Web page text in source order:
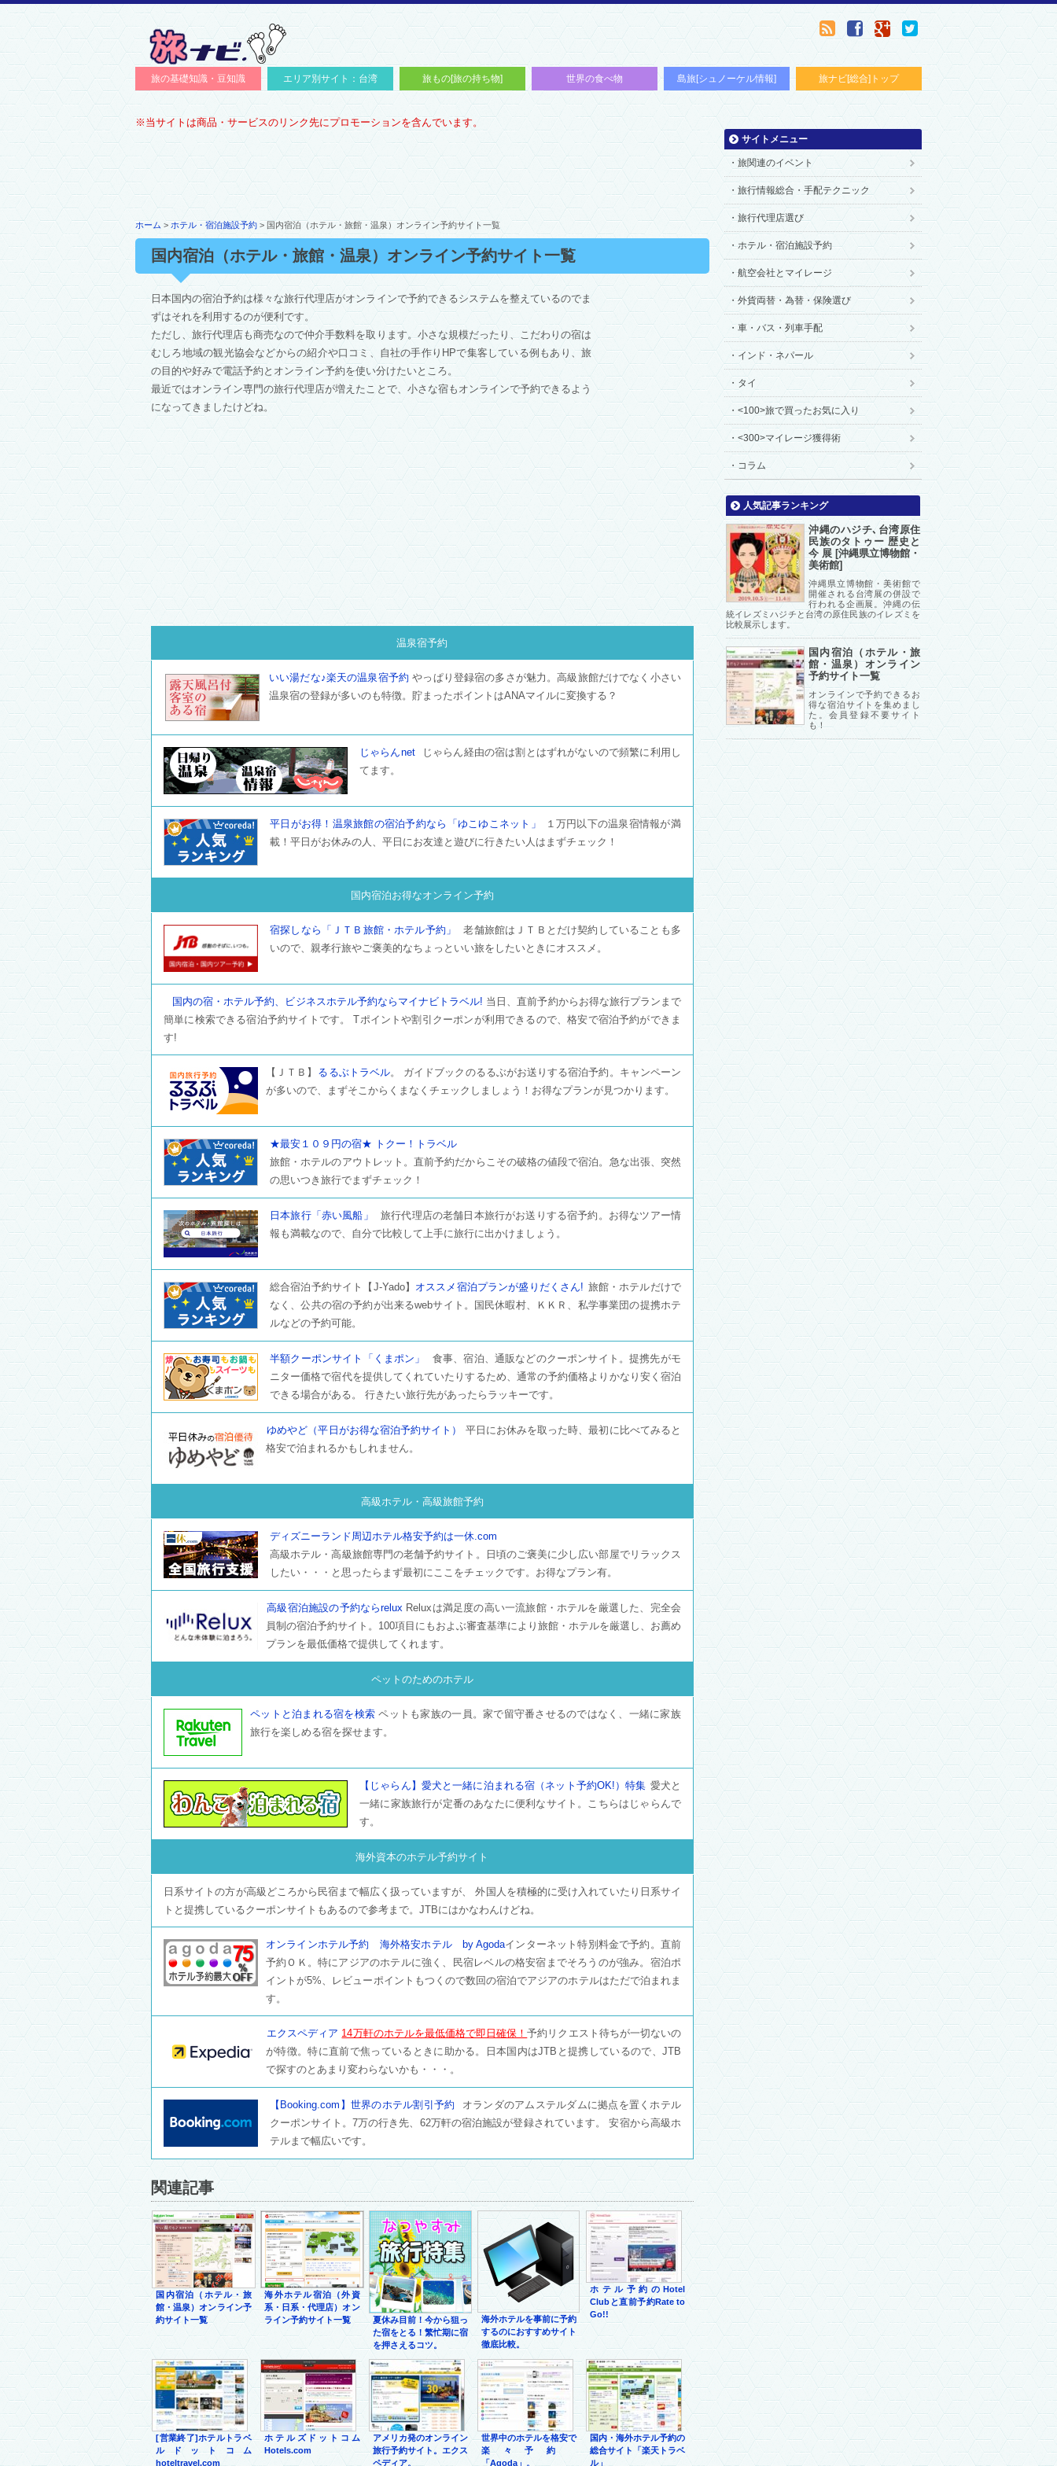
旅の基礎知識・豆知識 エリア別サイト：台湾
中国・東アジア
東南アジア
インドネシア
インド・南アジア
中東・西アジア
海のリゾート
旅もの[旅の持ち物]
旅の本
旅カフェ
世界の食べ物 島旅[シュノーケル情報] 旅ナビ[総合]トップ
※当サイトは商品・サービスのリンク先にプロモーションを含んでいます。
ホーム > ホテル・宿泊施設予約 > 国内宿泊（ホテル・旅館・温泉）オンライン予約サイト一覧
国内宿泊（ホテル・旅館・温泉）オンライン予約サイト一覧
日本国内の宿泊予約は様々な旅行代理店がオンラインで予約できるシステムを整えているのでま
ずはそれを利用するのが便利です。
ただし、旅行代理店も商売なので仲介手数料を取ります。小さな規模だったり、こだわりの宿は
むしろ地域の観光協会などからの紹介や口コミ、自社の手作りHPで集客している例もあり、旅
の目的や好みで電話予約とオンライン予約を使い分けたいところ。
最近ではオンライン専門の旅行代理店が増えたことで、小さな宿もオンラインで予約できるよう
になってきましたけどね。
温泉宿予約
いい湯だな♪楽天の温泉宿予約 やっぱり登録宿の多さが魅力。高級旅館だけでなく小さい
温泉宿の登録が多いのも特徴。貯まったポイントはANAマイルに変換する？
じゃらんnet
じゃらん経由の宿は割とはずれがないので頻繁に利用し
てます。
平日がお得！温泉旅館の宿泊予約なら「ゆこゆこネット」
１万円以下の温泉宿情報が満
載！平日がお休みの人、平日にお友達と遊びに行きたい人はまずチェック！
国内宿泊お得なオンライン予約
宿探しなら「ＪＴＢ旅館・ホテル予約」
老舗旅館はＪＴＢとだけ契約していることも多
いので、親孝行旅やご褒美的なちょっといい旅をしたいときにオススメ。
国内の宿・ホテル予約、ビジネスホテル予約ならマイナビトラベル! 当日、直前予約からお得な旅行プランまで
簡単に検索できる宿泊予約サイトです。 Tポイントや割引クーポンが利用できるので、格安で宿泊予約ができま
す!
【ＪＴＢ】 るるぶトラベル。 ガイドブックのるるぶがお送りする宿泊予約。キャンペーン
が多いので、まずそこからくまなくチェックしましょう！お得なプランが見つかります。
★最安１０９円の宿★ トクー！トラベル
旅館・ホテルのアウトレット。直前予約だからこその破格の値段で宿泊。急な出張、突然
の思いつき旅行でまずチェック！
日本旅行「赤い風船」
旅行代理店の老舗日本旅行がお送りする宿予約。お得なツアー情
報も満載なので、自分で比較して上手に旅行に出かけましょう。
総合宿泊予約サイト【J-Yado】 オススメ宿泊プランが盛りだくさん! 旅館・ホテルだけで
なく、公共の宿の予約が出来るwebサイト。国民休暇村、ＫＫＲ、私学事業団の提携ホテ
ルなどの予約可能。
半額クーポンサイト「くまポン」
食事、宿泊、通販などのクーポンサイト。提携先がモ
ニター価格で宿代を提供してくれていたりするため、通常の予約価格よりかなり安く宿泊
できる場合がある。 行きたい旅行先があったらラッキーです。
ゆめやど（平日がお得な宿泊予約サイト）
平日にお休みを取った時、最初に比べてみると
格安で泊まれるかもしれません。
高級ホテル・高級旅館予約
ディズニーランド周辺ホテル格安予約は一休.com
高級ホテル・高級旅館専門の老舗予約サイト。日頃のご褒美に少し広い部屋でリラックス
したい・・・と思ったらまず最初にここをチェックです。お得なプラン有。
高級宿泊施設の予約ならrelux Reluxは満足度の高い一流旅館・ホテルを厳選した、完全会
員制の宿泊予約サイト。100項目にもおよぶ審査基準により旅館・ホテルを厳選し、お薦め
プランを最低価格で提供してくれます。
ペットのためのホテル
ペットと泊まれる宿を検索 ペットも家族の一員。家で留守番させるのではなく、一緒に家族
旅行を楽しめる宿を探せます。
【じゃらん】愛犬と一緒に泊まれる宿（ネット予約OK!）特集 愛犬と
一緒に家族旅行が定番のあなたに便利なサイト。こちらはじゃらんで
す。
海外資本のホテル予約サイト
日系サイトの方が高級どころから民宿まで幅広く扱っていますが、 外国人を積極的に受け入れていたり日系サイ
トと提携しているクーポンサイトもあるので参考まで。JTBにはかなわんけどね。
オンラインホテル予約 海外格安ホテル by Agodaインターネット特別料金で予約。直前
予約ＯＫ。特にアジアのホテルに強く、民宿レベルの格安宿までそろうのが強み。宿泊ポ
イントが5%、レビューポイントもつくので数回の宿泊でアジアのホテルはただで泊まれま
す。
エクスペディア 14万軒のホテルを最低価格で即日確保！予約リクエスト待ちが一切ないの
が特徴。特に直前で焦っているときに助かる。日本国内はJTBと提携しているので、JTB
で探すのとあまり変わらないかも・・・。
【Booking.com】世界のホテル割引予約
オランダのアムステルダムに拠点を置くホテル
クーポンサイト。7万の行き先、62万軒の宿泊施設が登録されています。 安宿から高級ホ
テルまで幅広いです。
関連記事
国内宿泊（ホテル・旅
館・温泉）オンライン予
約サイト一覧
海外ホテル宿泊（外資
系・日系・代理店）オン
ライン予約サイト一覧
夏休み目前！今から狙っ
た宿をとる！繁忙期に宿
を押さえるコツ。
海外ホテルを事前に予約
するのにおすすめサイト
徹底比較。
ホテル予約のHotel
Clubと直前予約Rate to
Go!!
[営業終了]ホテルトラベ
ルドットコム
hoteltravel.com
ホテルズドットコム
Hotels.com
アメリカ発のオンライン
旅行予約サイト。エクス
ペディア。
世界中のホテルを格安で
楽々予約
「Agoda」。
国内・海外ホテル予約の
総合サイト「楽天トラベ
ル」
サイトメニュー
旅関連のイベント
旅行情報総合・手配テクニック
旅行代理店選び
ホテル・宿泊施設予約
航空会社とマイレージ
外貨両替・為替・保険選び
車・バス・列車手配
インド・ネパール
タイ
<100>旅で買ったお気に入り
<300>マイレージ獲得術
コラム
人気記事ランキング
沖縄のハジチ､台湾原住
民族のタトゥー 歴史と
今 展 [沖縄県立博物館・
美術館]
沖縄県立博物館・美術館で
開催される台湾展の併設で
行われる企画展。沖縄の伝
統イレズミハジチと台湾の原住民族のイレズミを
比較展示します。
国内宿泊（ホテル・旅
館・温泉）オンライン
予約サイト一覧
オンラインで予約できるお
得な宿泊サイトを集めまし
た。会員登録不要サイト
も！